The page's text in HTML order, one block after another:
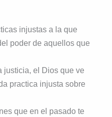
injustas a la que
poder de aquellos que
justicia, el Dios que ve
practica injusta sobre
que en el pasado te